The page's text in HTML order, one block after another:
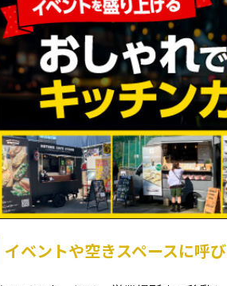
イベントや空きスペースに呼